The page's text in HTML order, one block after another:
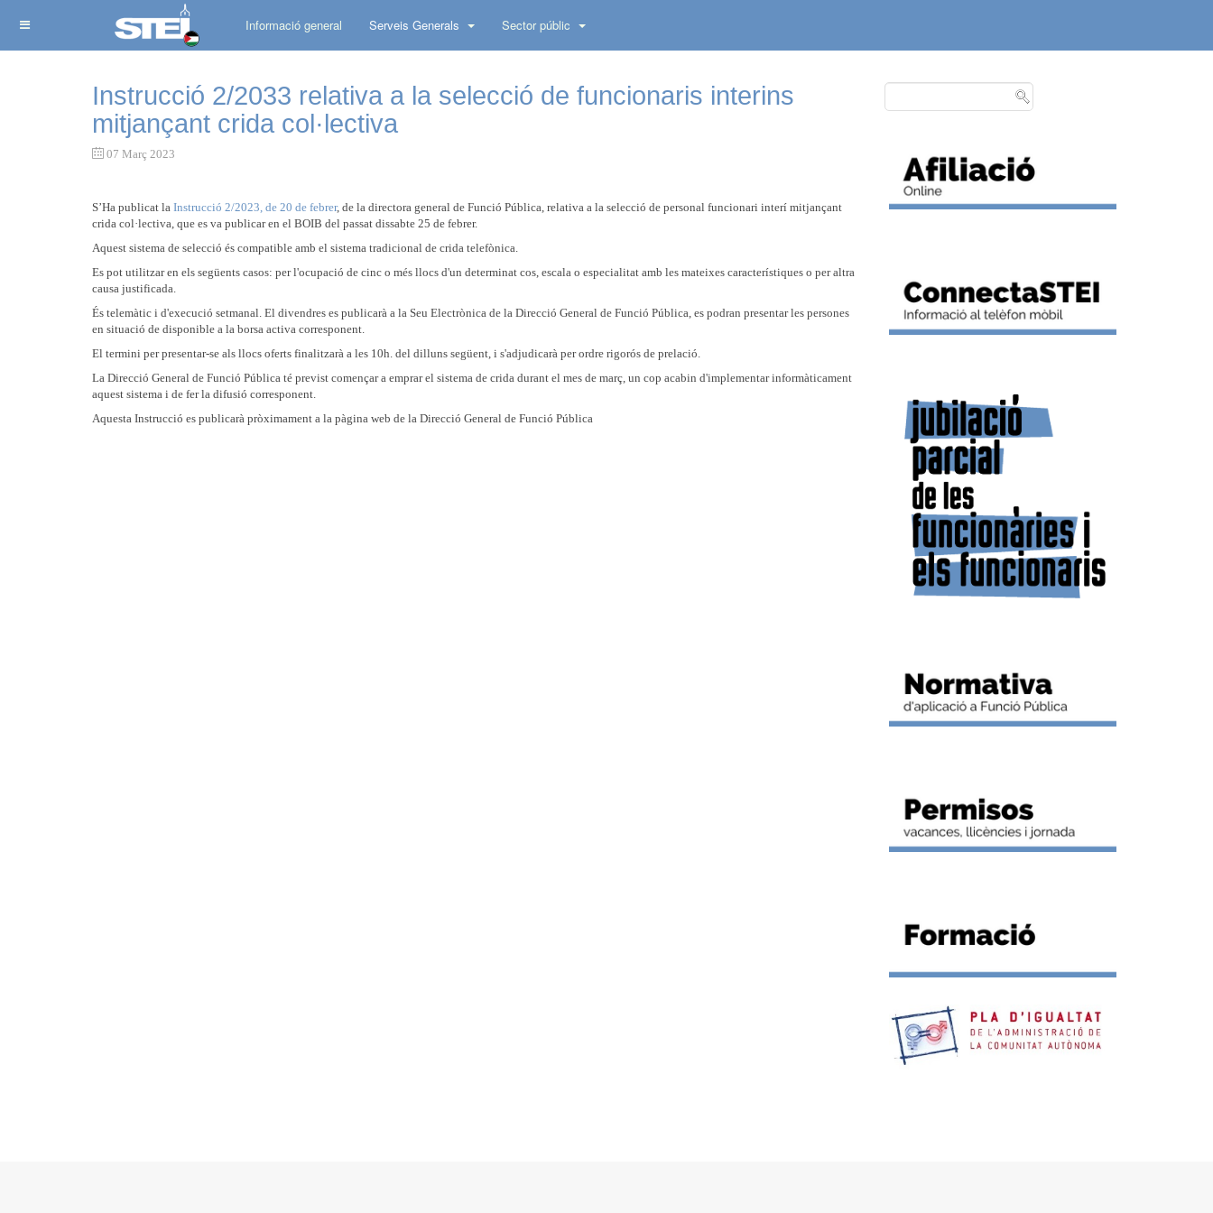
Informació general Serveis Generals Sector públic
Instrucció 2/2033 relativa a la selecció de funcionaris interins
mitjançant crida col·lectiva
07 Març 2023
S’Ha publicat la Instrucció 2/2023, de 20 de febrer, de la directora general de Funció Pública, relativa a la selecció de personal funcionari interí mitjançant
crida col·lectiva, que es va publicar en el BOIB del passat dissabte 25 de febrer.
Aquest sistema de selecció és compatible amb el sistema tradicional de crida telefònica.
Es pot utilitzar en els següents casos: per l'ocupació de cinc o més llocs d'un determinat cos, escala o especialitat amb les mateixes característiques o per altra
causa justificada.
És telemàtic i d'execució setmanal. El divendres es publicarà a la Seu Electrònica de la Direcció General de Funció Pública, es podran presentar les persones
en situació de disponible a la borsa activa corresponent.
El termini per presentar-se als llocs oferts finalitzarà a les 10h. del dilluns següent, i s'adjudicarà per ordre rigorós de prelació.
La Direcció General de Funció Pública té previst començar a emprar el sistema de crida durant el mes de març, un cop acabin d'implementar informàticament
aquest sistema i de fer la difusió corresponent.
Aquesta Instrucció es publicarà pròximament a la pàgina web de la Direcció General de Funció Pública